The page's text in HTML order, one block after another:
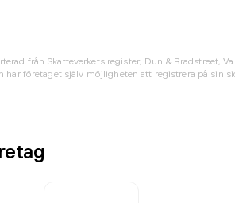
från Skatteverkets register, Dun & Bradstreet,
företaget själv möjligheten att registrera på sin